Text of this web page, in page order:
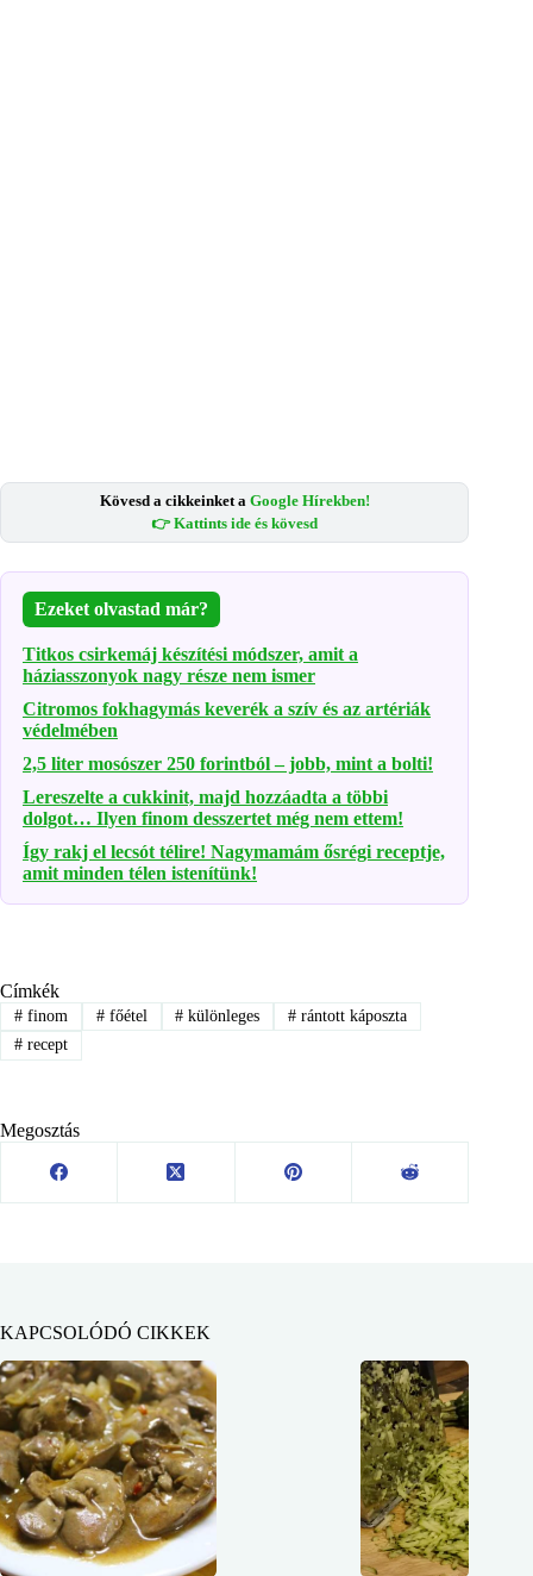
Kövesd a cikkeinket a Google Hírekben!
👉 Kattints ide és kövesd
Ezeket olvastad már?
Titkos csirkemáj készítési módszer, amit a
háziasszonyok nagy része nem ismer
Citromos fokhagymás keverék a szív és az artériák
védelmében
2,5 liter mosószer 250 forintból – jobb, mint a bolti!
Lereszelte a cukkinit, majd hozzáadta a többi
dolgot… Ilyen finom desszertet még nem ettem!
Így rakj el lecsót télire! Nagymamám ősrégi receptje,
amit minden télen istenítünk!
Címkék
#finom #főétel # különleges # rántott káposzta
#recept
Megosztás
KAPCSOLÓDÓ CIKKEK